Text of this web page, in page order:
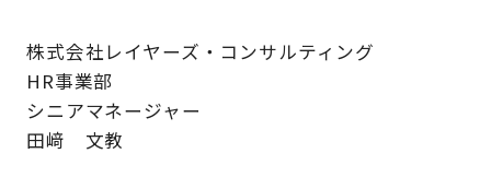
株式会社レイヤーズ・コンサルティング
HR事業部
シニアマネージャー
田﨑 文教